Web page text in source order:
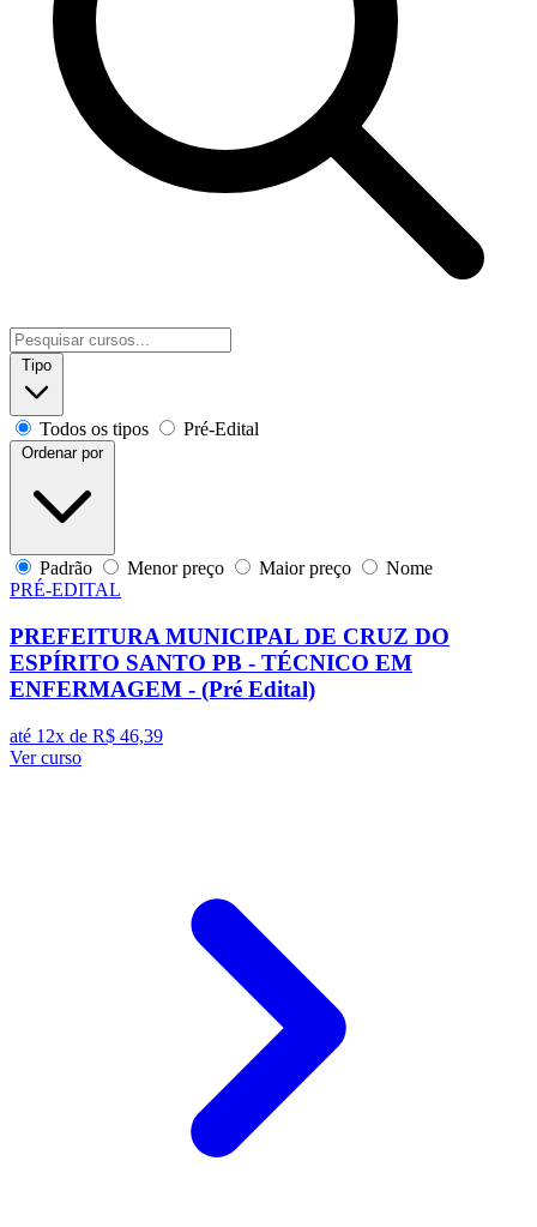
Tipo
Todos os tipos Pré-Edital
Ordenar por
Padrão Menor preço Maior preço
Nome
PRÉ-EDITAL
PREFEITURA MUNICIPAL DE CRUZ DO
ESPÍRITO SANTO PB - TÉCNICO EM
ENFERMAGEM - (Pré Edital)
até 12x de R$ 46,39
Ver curso